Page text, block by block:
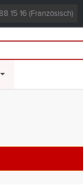
15 16 (Französisch)